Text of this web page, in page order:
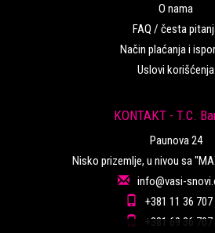
O nama
FAQ / česta
Način plaćanja i
Uslovi korišćenja
KONTAKT - T.C.
Paunova 24
Nisko prizemlje, u nivou sa
info@vasi-
+381 11 36 707
+381 69 36 707